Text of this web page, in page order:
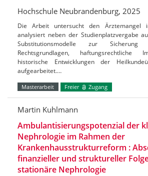
Hochschule Neubrandenburg, 2025
Die Arbeit untersucht den Ärztemangel
analysiert neben der Studienplatzvergabe
Substitutionsmodelle zur
Rechtsgrundlagen, haftungsrechtliche
historische Entwicklungen der
aufgearbeitet.…
Masterarbeit Freier Zugang
Martin Kuhlmann
Ambulantisierungspotenzial der
Nephrologie im Rahmen der
Krankenhausstrukturreform :
finanzieller und struktureller
stationäre Nephrologie